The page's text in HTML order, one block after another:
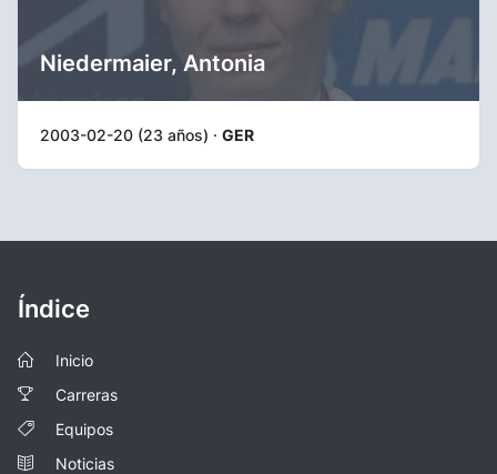
Niedermaier, Antonia
2003-02-20 (23 años) · GER
Índice
Inicio
Carreras
Equipos
Noticias